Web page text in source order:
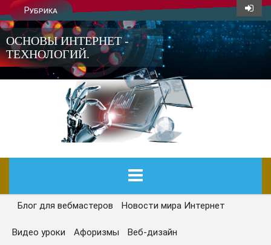
Рубрика
ОСНОВЫ ИНТЕРНЕТ -
ТЕХНОЛОГИЙ.
ГЛАВНАЯ
СЕГОДНЯ
Блог для вебмастеров Новости мира Интернет
Видео уроки Афоризмы Веб-дизайн